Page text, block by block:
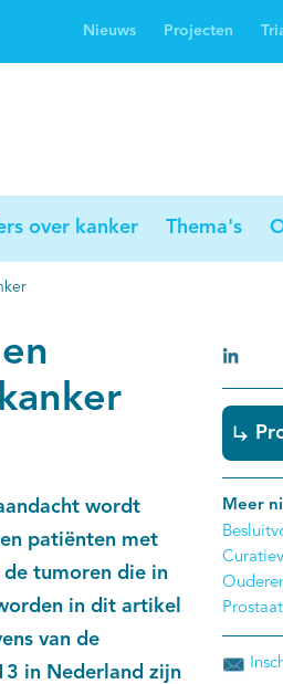
Nieuws Projecten
over kanker Thema's
wordt
patiënten met
de tumoren die in
in dit artikel
van de
in Nederland zijn
Meer